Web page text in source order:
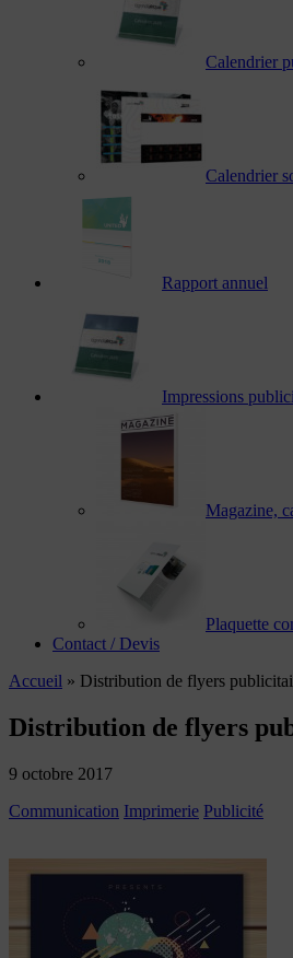
Calendrier
Calendrier
Rapport annuel
Impressions
Magazine,
Plaquette
Contact / Devis
Accueil » Distribution de flyers
Distribution de flyers
9 octobre 2017
Communication Imprimerie Publicité